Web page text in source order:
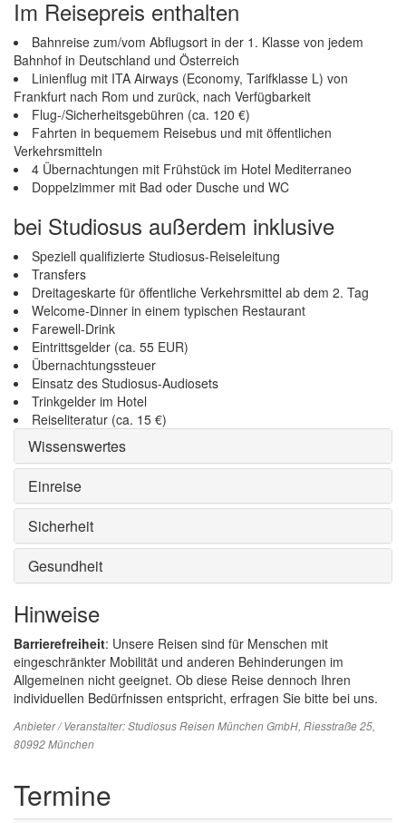
Im Reisepreis enthalten
Bahnreise zum/vom Abflugsort in der 1. Klasse von jedem
Bahnhof in Deutschland und Österreich
Linienflug mit ITA Airways (Economy, Tarifklasse L) von
Frankfurt nach Rom und zurück, nach Verfügbarkeit
Flug-/Sicherheitsgebühren (ca. 120 €)
Fahrten in bequemem Reisebus und mit öffentlichen
Verkehrsmitteln
4 Übernachtungen mit Frühstück im Hotel Mediterraneo
Doppelzimmer mit Bad oder Dusche und WC
bei Studiosus außerdem inklusive
Speziell qualifizierte Studiosus-Reiseleitung
Transfers
Dreitageskarte für öffentliche Verkehrsmittel ab dem 2. Tag
Welcome-Dinner in einem typischen Restaurant
Farewell-Drink
Eintrittsgelder (ca. 55 EUR)
Übernachtungssteuer
Einsatz des Studiosus-Audiosets
Trinkgelder im Hotel
Reiseliteratur (ca. 15 €)
Wissenswertes
Einreise
Sicherheit
Gesundheit
Hinweise
Barrierefreiheit: Unsere Reisen sind für Menschen mit
eingeschränkter Mobilität und anderen Behinderungen im
Allgemeinen nicht geeignet. Ob diese Reise dennoch Ihren
individuellen Bedürfnissen entspricht, erfragen Sie bitte bei uns.
Anbieter / Veranstalter:Studiosus Reisen München GmbH, Riesstraße 25,
80992 München
Termine